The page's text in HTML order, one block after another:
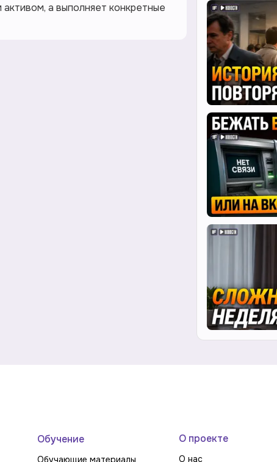
а выполняет конкретные
Обучение
Обучающие материалы
О проекте
О нас